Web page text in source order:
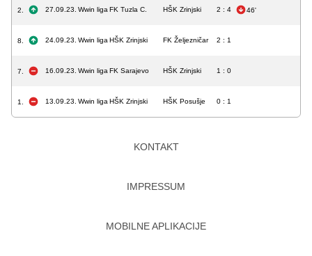
2. 27.09.23. Wwin liga FK Tuzla C. HŠK Zrinjski 2 : 4 46'
8. 24.09.23. Wwin liga HŠK Zrinjski FK Željezničar 2 : 1
7. 16.09.23. Wwin liga FK Sarajevo HŠK Zrinjski 1 : 0
1. 13.09.23. Wwin liga HŠK Zrinjski HŠK Posušje 0 : 1
KONTAKT
IMPRESSUM
MOBILNE APLIKACIJE